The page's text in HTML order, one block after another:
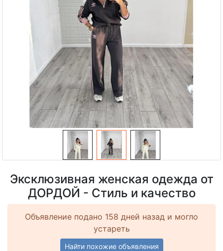
Эксклюзивная женская одежда от
ДОРДОЙ - Стиль и качество
Объявление подано 158 дней назад и могло
устареть
Найти похожие объявления